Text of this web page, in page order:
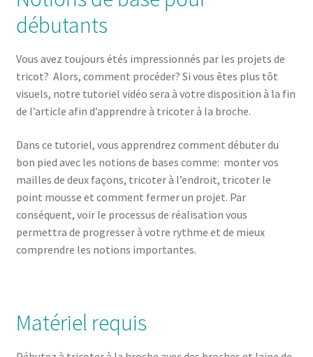
débutants
Vous avez toujours étés impressionnés par les projets de
tricot? Alors, comment procéder? Si vous êtes plus tôt
visuels, notre tutoriel vidéo sera à votre disposition à la fin
de l’article afin d’apprendre à tricoter à la broche.
Dans ce tutoriel, vous apprendrez comment débuter du
bon pied avec les notions de bases comme: monter vos
mailles de deux façons, tricoter à l’endroit, tricoter le
point mousse et comment fermer un projet. Par
conséquent, voir le processus de réalisation vous
permettra de progresser à votre rythme et de mieux
comprendre les notions importantes.
Matériel requis